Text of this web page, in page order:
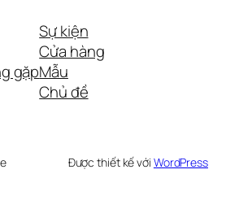
gặp
Sự kiện
Cửa hàng
Mẫu
Chủ đề
Được thiết kế với WordPress